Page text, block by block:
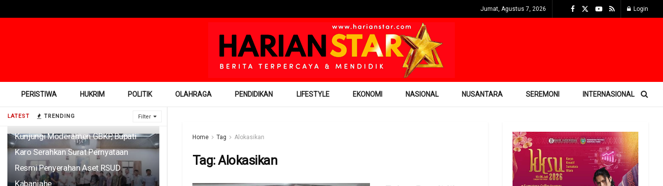
LATEST TRENDING Filter
Kunjungi Moderamen GBKP, Bupati
Karo Serahkan Surat Pernyataan
Resmi Penyerahan Aset RSUD
Kabanjahe
Jumat, Agustus 7, 2026 Login
PERISTIWA HUKRIM POLITIK OLAHRAGA PENDIDIKAN LIFESTYLE EKONOMI NASIONAL NUSANTARA SEREMONI INTERNASIONAL
Home Tag Alokasikan
Tag:Alokasikan